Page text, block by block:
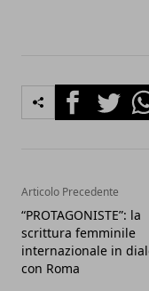
FacebookTwitter
Articolo Precedente
“PROTAGONISTE”: la
scrittura femminile
internazionale in
con Roma